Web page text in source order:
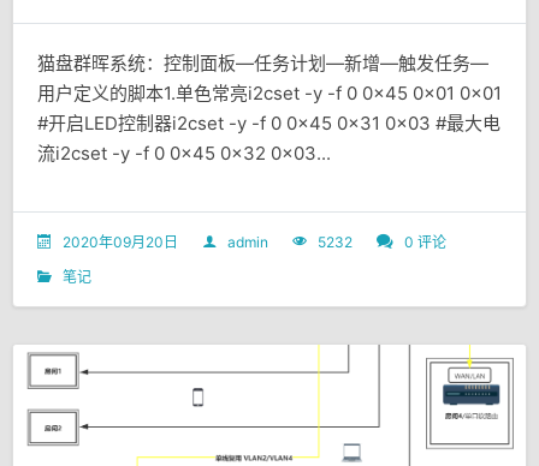
猫盘群晖系统：控制面板—任务计划—新增—触发任务—
用户定义的脚本1.单色常亮i2cset -y -f 0 0x45 0x01 0x01
#开启LED控制器i2cset -y -f 0 0x45 0x31 0x03 #最大电
流i2cset -y -f 0 0x45 0x32 0x03...
2020年09月20日 admin 5232
0 评论
笔记